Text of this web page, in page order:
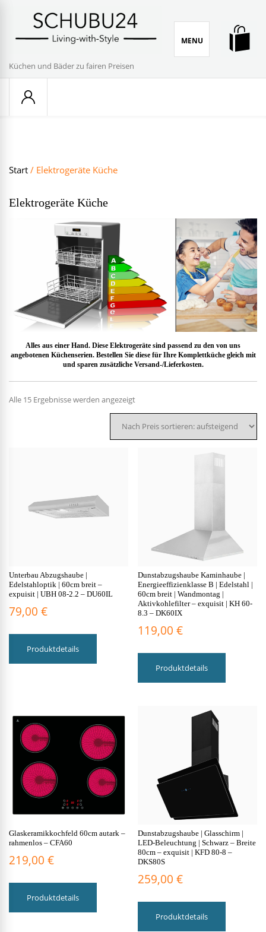
Küchen und Bäder zu fairen Preisen
MENU
Start / Elektrogeräte Küche
Elektrogeräte Küche
Alles aus einer Hand. Diese Elektrogeräte sind passend zu den von uns
angebotenen Küchenserien. Bestellen Sie diese für Ihre Komplettküche gleich mit
und sparen zusätzliche Versand-/Lieferkosten.
Alle 15 Ergebnisse werden angezeigtNach
Preis
sortiert:
Unterbau Abzugshaube |
Edelstahloptik | 60cm breit –
expuisit | UBH 08-2.2 – DU60IL
79,00 €
Produktdetails
Dunstabzugshaube Kaminhaube |
Energieeffizienklasse B | Edelstahl |
60cm breit | Wandmontag |
Aktivkohlefilter – exquisit | KH 60-
8.3 – DK60IX
119,00€
Produktdetails
Glaskeramikkochfeld 60cm autark –
rahmenlos – CFA60
219,00 €
Produktdetails
Dunstabzugshaube | Glasschirm |
LED-Beleuchtung | Schwarz – Breite
80cm – exquisit | KFD 80-8 –
DKS80S
259,00€
Produktdetails